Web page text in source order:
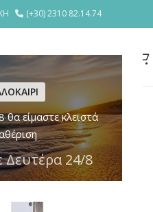
είμαστε κλειστά
Δευτέρα 24/8
(+30) 2310 82.14.74